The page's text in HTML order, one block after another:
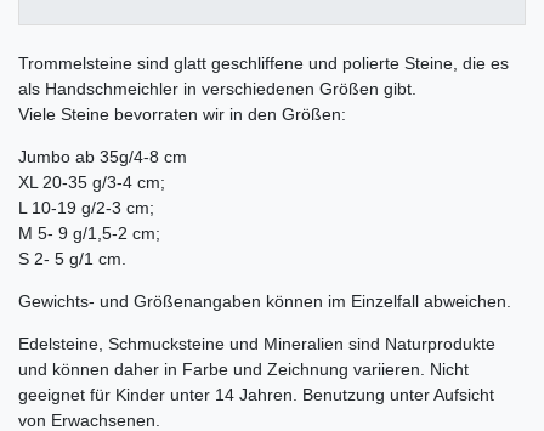
Trommelsteine sind glatt geschliffene und polierte Steine, die es
als Handschmeichler in verschiedenen Größen gibt.
Viele Steine bevorraten wir in den Größen:
Jumbo ab 35g/4-8 cm
XL 20-35 g/3-4 cm;
L 10-19 g/2-3 cm;
M 5- 9 g/1,5-2 cm;
S 2- 5 g/1 cm.
Gewichts- und Größenangaben können im Einzelfall abweichen.
Edelsteine, Schmucksteine und Mineralien sind Naturprodukte
und können daher in Farbe und Zeichnung variieren. Nicht
geeignet für Kinder unter 14 Jahren. Benutzung unter Aufsicht
von Erwachsenen.